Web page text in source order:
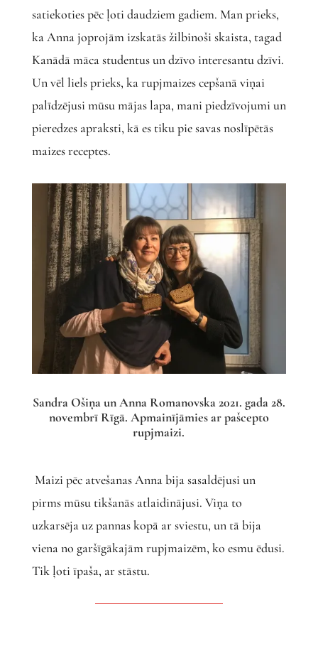
satiekoties pēc ļoti daudziem gadiem. Man prieks,
ka Anna joprojām izskatās žilbinoši skaista, tagad
Kanādā māca studentus un dzīvo interesantu dzīvi.
Un vēl liels prieks, ka rupjmaizes cepšanā viņai
palīdzējusi mūsu mājas lapa, mani piedzīvojumi un
pieredzes apraksti, kā es tiku pie savas noslīpētās
maizes receptes.
Sandra Ošiņa un Anna Romanovska 2021. gada 28.
novembrī Rīgā. Apmainījāmies ar pašcepto
rupjmaizi.
Maizi pēc atvešanas Anna bija sasaldējusi un
pirms mūsu tikšanās atlaidinājusi. Viņa to
uzkarsēja uz pannas kopā ar sviestu, un tā bija
viena no garšīgākajām rupjmaizēm, ko esmu ēdusi.
Tik ļoti īpaša, ar stāstu.